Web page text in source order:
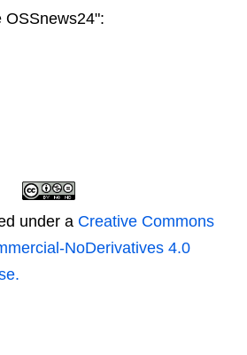
OSSnews24":
under a Creative Commons
NoDerivatives 4.0